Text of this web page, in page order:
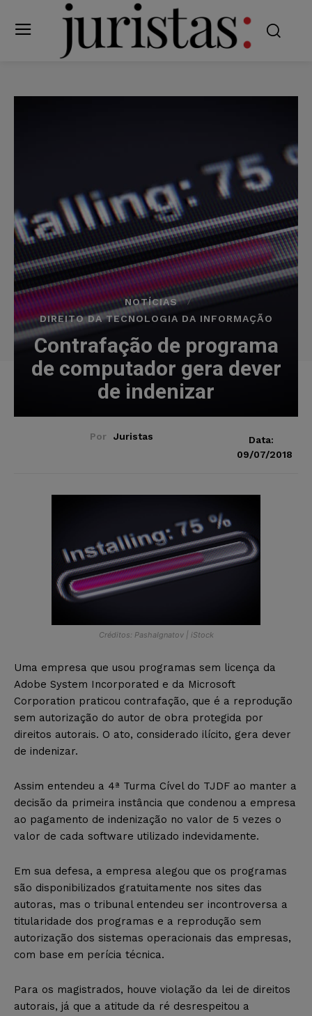
NOTÍCIAS
DIREITO DA TECNOLOGIA DA INFORMAÇÃO
Contrafação de programa
de computador gera dever
de indenizar
Por Juristas
Data:
09/07/2018
Créditos: PashaIgnatov | iStock
Uma empresa que usou programas sem licença da
Adobe System Incorporated e da Microsoft
Corporation praticou contrafação, que é a reprodução
sem autorização do autor de obra protegida por
direitos autorais. O ato, considerado ilícito, gera dever
de indenizar.
Assim entendeu a 4ª Turma Cível do TJDF ao manter a
decisão da primeira instância que condenou a empresa
ao pagamento de indenização no valor de 5 vezes o
valor de cada software utilizado indevidamente.
Em sua defesa, a empresa alegou que os programas
são disponibilizados gratuitamente nos sites das
autoras, mas o tribunal entendeu ser incontroversa a
titularidade dos programas e a reprodução sem
autorização dos sistemas operacionais das empresas,
com base em perícia técnica.
Para os magistrados, houve violação da lei de direitos
autorais, já que a atitude da ré desrespeitou a